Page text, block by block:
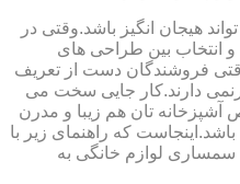
هیجان انگیز باشد.وقتی در
انتخاب بین طراحی های
فروشندگان دست از تعریف
برنمی دارند.کار جایی سخت می
تان هم زیبا و مدرن
که راهنمای زیر با
لوازم خانگی به